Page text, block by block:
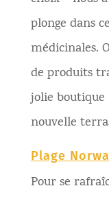
plonge dans
médicinales.
de produits
jolie boutique
nouvelle
Plage
Pour se